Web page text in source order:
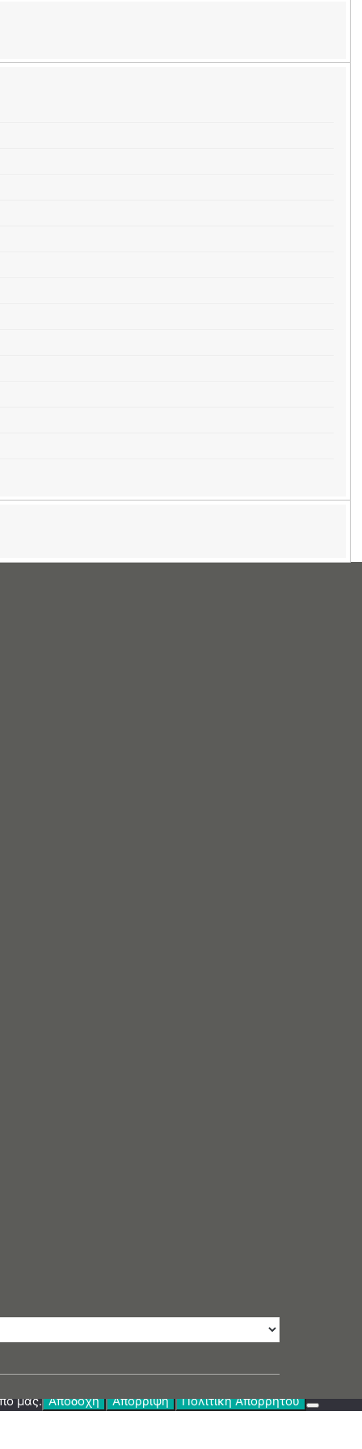
μας. Αποδοχή Απόρριψη Πολιτική Απορρήτου